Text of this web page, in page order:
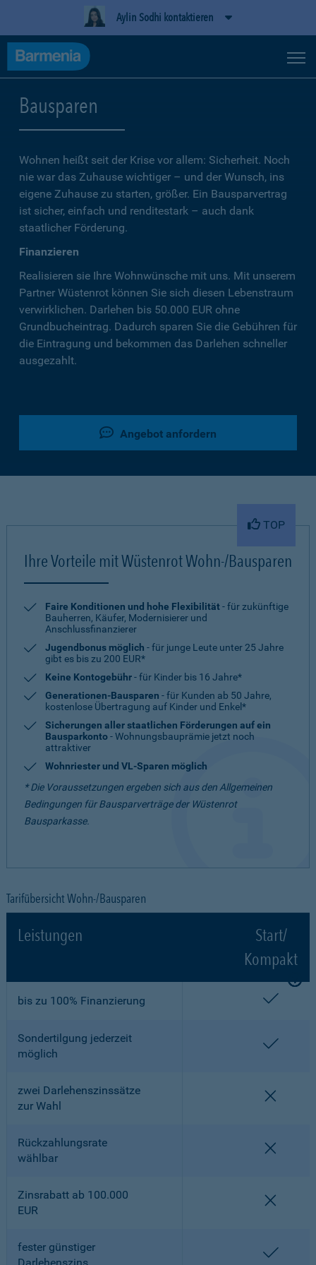
Aylin Sodhi kontaktieren
Bausparen
Wohnen heißt seit der Krise vor allem: Sicherheit. Noch
nie war das Zuhause wichtiger – und der Wunsch, ins
eigene Zuhause zu starten, größer. Ein Bausparvertrag
ist sicher, einfach und renditestark – auch dank
staatlicher Förderung.
Finanzieren
Realisieren sie Ihre Wohnwünsche mit uns. Mit unserem
Partner Wüstenrot können Sie sich diesen Lebenstraum
verwirklichen. Darlehen bis 50.000 EUR ohne
Grundbucheintrag. Dadurch sparen Sie die Gebühren für
die Eintragung und bekommen das Darlehen schneller
ausgezahlt.
Angebot anfordern
TOP
Ihre Vorteile mit Wüstenrot Wohn-/Bausparen
Faire Konditionen und hohe Flexibilität- für zukünftige
Bauherren, Käufer, Modernisierer und
Anschlussfinanzierer
Jugendbonus möglich - für junge Leute unter 25 Jahre
gibt es bis zu 200 EUR*
Keine Kontogebühr- für Kinder bis 16 Jahre*
Generationen-Bausparen - für Kunden ab 50 Jahre,
kostenlose Übertragung auf Kinder und Enkel*
Sicherungen aller staatlichen Förderungen auf ein
Bausparkonto- Wohnungsbauprämie jetzt noch
attraktiver
Wohnriester und VL-Sparen möglich
* Die Voraussetzungen ergeben sich aus den Allgemeinen
Bedingungen für Bausparverträge der Wüstenrot
Bausparkasse.
Tarifübersicht Wohn-/Bausparen
Leistungen
Start/
Kompakt
bis zu 100% Finanzierung
Sondertilgung jederzeit
möglich
zwei Darlehenszinssätze
zur Wahl
Rückzahlungsrate
wählbar
Zinsrabatt ab 100.000
EUR
fester günstiger